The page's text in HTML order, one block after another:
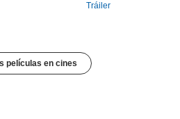
Tráiler
películas en cines